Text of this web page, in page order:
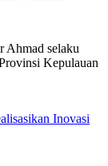
Ahmad selaku
Kepulauan
Inovasi